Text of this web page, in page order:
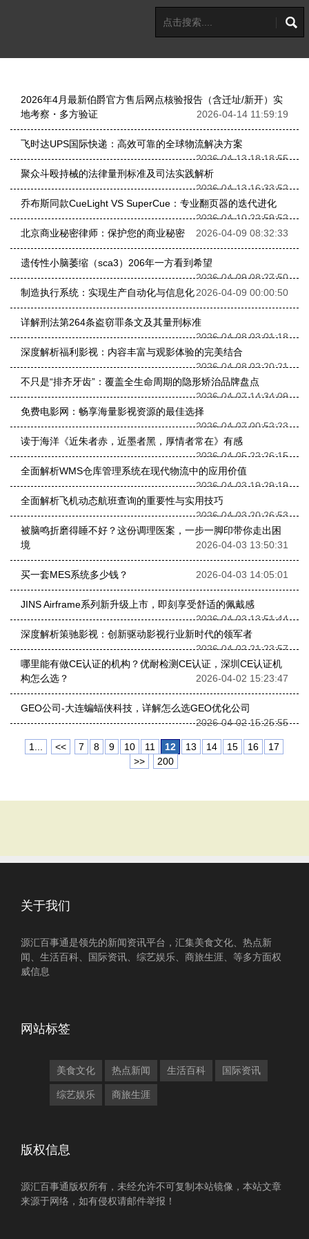
2026年4月最新伯爵官方售后网点核验报告（含迁址/新开）实
地考察・多方验证
2026-04-14 11:59:19
飞时达UPS国际快递：高效可靠的全球物流解决方案
2026-04-13 18:18:55
聚众斗殴持械的法律量刑标准及司法实践解析
2026-04-13 16:33:52
乔布斯同款CueLight VS SuperCue：专业翻页器的迭代进化
2026-04-10 22:59:52
北京商业秘密律师：保护您的商业秘密
2026-04-09 08:32:33
遗传性小脑萎缩（sca3）206年一方看到希望
2026-04-09 08:27:50
制造执行系统：实现生产自动化与信息化2026-04-09 00:00:50
详解刑法第264条盗窃罪条文及其量刑标准
2026-04-08 03:01:18
深度解析福利影视：内容丰富与观影体验的完美结合
2026-04-08 02:20:21
不只是“排齐牙齿”：覆盖全生命周期的隐形矫治品牌盘点
2026-04-07 14:34:09
免费电影网：畅享海量影视资源的最佳选择
2026-04-07 00:52:23
读于海洋《近朱者赤，近墨者黑，厚情者常在》有感
2026-04-05 22:26:15
全面解析WMS仓库管理系统在现代物流中的应用价值
2026-04-03 19:29:19
全面解析飞机动态航班查询的重要性与实用技巧
2026-04-03 20:26:53
被脑鸣折磨得睡不好？这份调理医案，一步一脚印带你走出困
境
2026-04-03 13:50:31
买一套MES系统多少钱？ 2026-04-03 14:05:01
JINS Airframe系列新升级上市，即刻享受舒适的佩戴感
2026-04-03 13:51:44
深度解析策驰影视：创新驱动影视行业新时代的领军者
2026-04-02 21:23:57
哪里能有做CE认证的机构？优耐检测CE认证，深圳CE认证机
构怎么选？
2026-04-02 15:23:47
GEO公司-大连蝙蝠侠科技，详解怎么选GEO优化公司
2026-04-02 15:25:55
1... << 7 8 9 10 11 12 13 14 15 16
17
>>
200
关于我们
源汇百事通是领先的新闻资讯平台，汇集美食文化、热点新
闻、生活百科、国际资讯、综艺娱乐、商旅生涯、等多方面权
威信息
网站标签
美食文化 热点新闻 生活百科 国际资讯
综艺娱乐 商旅生涯
版权信息
源汇百事通版权所有，未经允许不可复制本站镜像，本站文章
来源于网络，如有侵权请邮件举报！